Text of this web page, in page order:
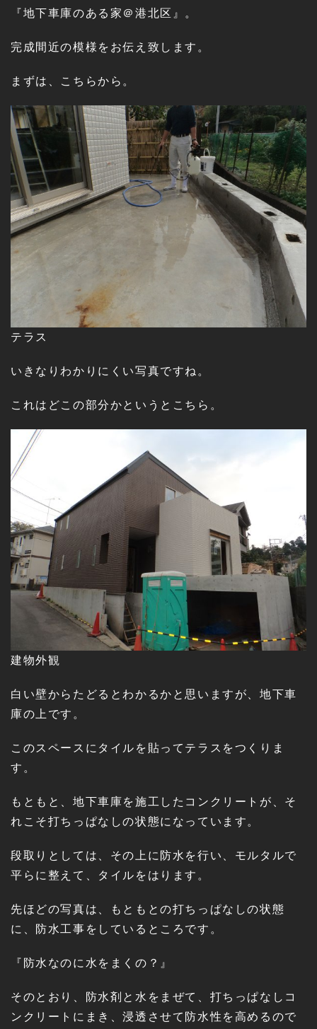
『地下車庫のある家＠港北区』。
完成間近の模様をお伝え致します。
まずは、こちらから。
テラス
いきなりわかりにくい写真ですね。
これはどこの部分かというとこちら。
建物外観
白い壁からたどるとわかるかと思いますが、地下車
庫の上です。
このスペースにタイルを貼ってテラスをつくりま
す。
もともと、地下車庫を施工したコンクリートが、そ
れこそ打ちっぱなしの状態になっています。
段取りとしては、その上に防水を行い、モルタルで
平らに整えて、タイルをはります。
先ほどの写真は、もともとの打ちっぱなしの状態
に、防水工事をしているところです。
『防水なのに水をまくの？』
そのとおり、防水剤と水をまぜて、打ちっぱなしコ
ンクリートにまき、浸透させて防水性を高めるので